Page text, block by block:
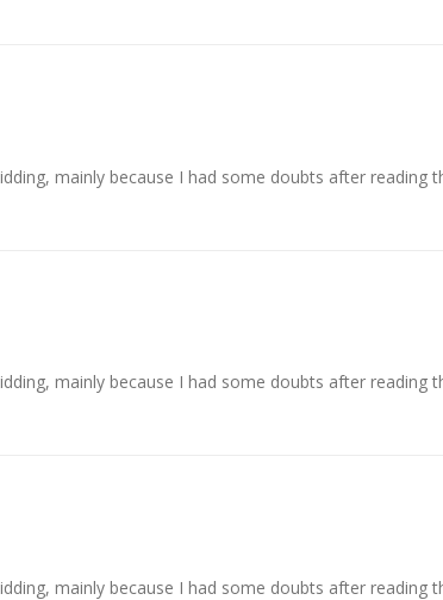
mainly because I had some doubts after reading
mainly because I had some doubts after reading
mainly because I had some doubts after reading